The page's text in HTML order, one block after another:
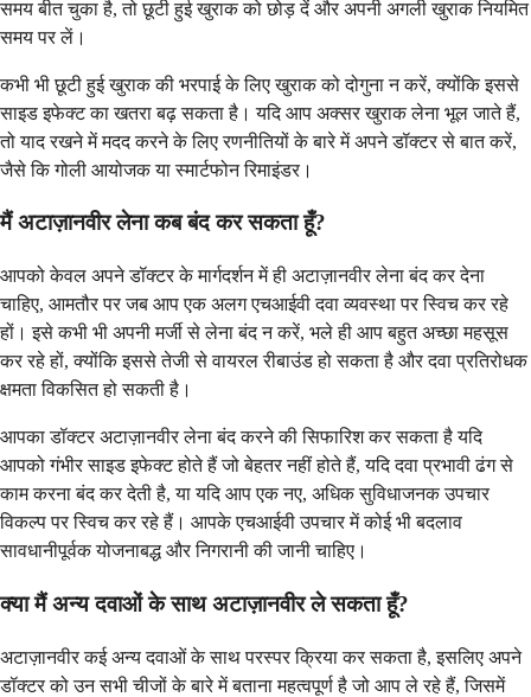
समय बीत चुका है, तो छूटी हुई खुराक को छोड़ दें और अपनी अगली खुराक नियमित
समय पर लें।
कभी भी छूटी हुई खुराक की भरपाई के लिए खुराक को दोगुना न करें, क्योंकि इससे
साइड इफेक्ट का खतरा बढ़ सकता है। यदि आप अक्सर खुराक लेना भूल जाते हैं,
तो याद रखने में मदद करने के लिए रणनीतियों के बारे में अपने डॉक्टर से बात करें,
जैसे कि गोली आयोजक या स्मार्टफोन रिमाइंडर।
मैं अटाज़ानवीर लेना कब बंद कर सकता हूँ?
आपको केवल अपने डॉक्टर के मार्गदर्शन में ही अटाज़ानवीर लेना बंद कर देना
चाहिए, आमतौर पर जब आप एक अलग एचआईवी दवा व्यवस्था पर स्विच कर रहे
हों। इसे कभी भी अपनी मर्जी से लेना बंद न करें, भले ही आप बहुत अच्छा महसूस
कर रहे हों, क्योंकि इससे तेजी से वायरल रीबाउंड हो सकता है और दवा प्रतिरोधक
क्षमता विकसित हो सकती है।
आपका डॉक्टर अटाज़ानवीर लेना बंद करने की सिफारिश कर सकता है यदि
आपको गंभीर साइड इफेक्ट होते हैं जो बेहतर नहीं होते हैं, यदि दवा प्रभावी ढंग से
काम करना बंद कर देती है, या यदि आप एक नए, अधिक सुविधाजनक उपचार
विकल्प पर स्विच कर रहे हैं। आपके एचआईवी उपचार में कोई भी बदलाव
सावधानीपूर्वक योजनाबद्ध और निगरानी की जानी चाहिए।
क्या मैं अन्य दवाओं के साथ अटाज़ानवीर ले सकता हूँ?
अटाज़ानवीर कई अन्य दवाओं के साथ परस्पर क्रिया कर सकता है, इसलिए अपने
डॉक्टर को उन सभी चीजों के बारे में बताना महत्वपूर्ण है जो आप ले रहे हैं, जिसमें